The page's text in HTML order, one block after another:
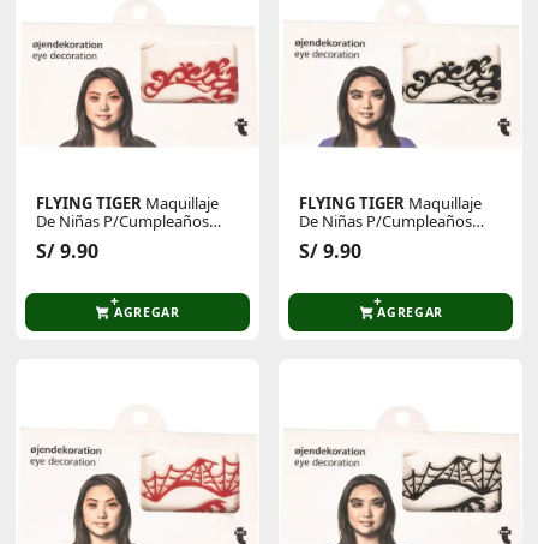
FLYING TIGER Maquillaje
De Niñas P/Cumpleaños
Y/O Halloween 2001608-D
S/ 9.90
AGREGAR
FLYING TIGER Maquillaje
De Niñas P/Cumpleaños
Y/O Halloween 2001608-D
S/ 9.90
AGREGAR